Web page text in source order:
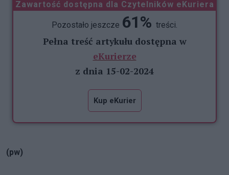
Zawartość dostępna dla Czytelników eKuriera
Pozostało jeszcze 61% treści.
Pełna treść artykułu dostępna w
eKurierze
z dnia 15-02-2024
Kup eKurier
(pw)